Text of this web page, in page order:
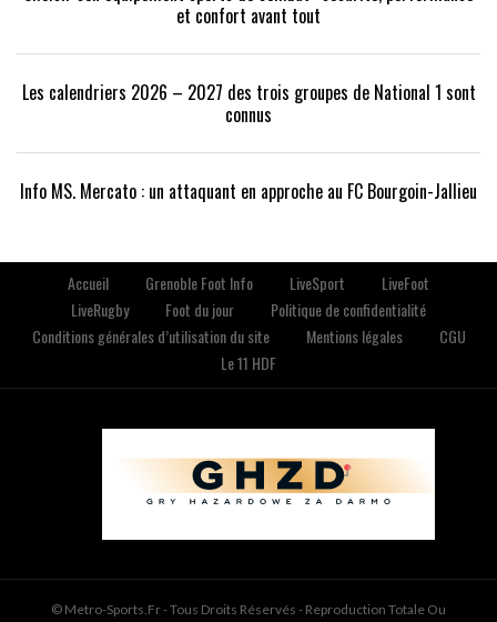
et confort avant tout
Les calendriers 2026 – 2027 des trois groupes de National 1 sont
connus
Info MS. Mercato : un attaquant en approche au FC Bourgoin-Jallieu
Accueil Grenoble Foot Info LiveSport
LiveFoot
LiveRugby
Foot du jour
Politique de confidentialité
Conditions générales d’utilisation du site
Mentions légales
CGU
Le 11 HDF
© Metro-Sports.fr - Tous Droits Réservés - Reproduction Totale Ou